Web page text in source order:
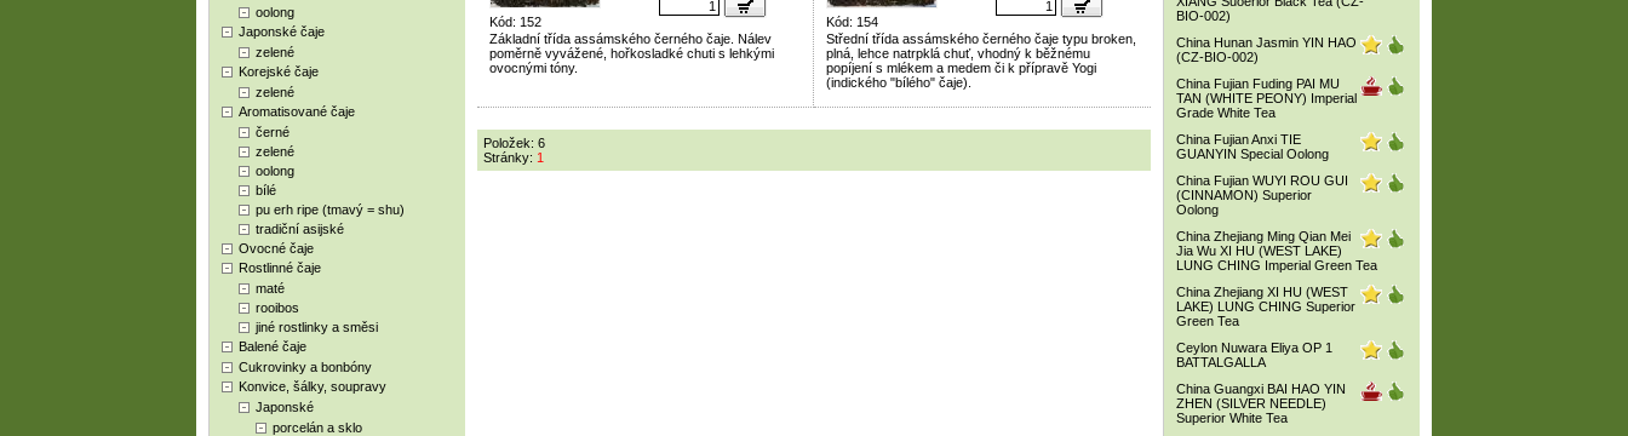
oolong
Japonské čaje
zelené
Korejské čaje
zelené
Aromatisované čaje
černé
zelené
oolong
bílé
pu erh ripe (tmavý = shu)
tradiční asijské
Ovocné čaje
Rostlinné čaje
maté
rooibos
jiné rostlinky a směsi
Balené čaje
Cukrovinky a bonbóny
Konvice, šálky, soupravy
Japonské
porcelán a sklo
Kód: 152
Základní třída assámského černého čaje. Nálev
poměrně vyvážené, hořkosladké chuti s lehkými
ovocnými tóny.
Kód: 154
Střední třída assámského černého čaje typu broken,
plná, lehce natrpklá chuť, vhodný k běžnému
popíjení s mlékem a medem či k přípravě Yogi
(indického "bílého" čaje).
Položek: 6
Stránky: 1
BIO-002)
China Hunan Jasmin YIN HAO
(CZ-BIO-002)
China Fujian Fuding PAI MU
TAN (WHITE PEONY) Imperial
Grade White Tea
China Fujian Anxi TIE
GUANYIN Special Oolong
China Fujian WUYI ROU GUI
(CINNAMON) Superior
Oolong
China Zhejiang Ming Qian Mei
Jia Wu XI HU (WEST LAKE)
LUNG CHING Imperial Green Tea
China Zhejiang XI HU (WEST
LAKE) LUNG CHING Superior
Green Tea
Ceylon Nuwara Eliya OP 1
BATTALGALLA
China Guangxi BAI HAO YIN
ZHEN (SILVER NEEDLE)
Superior White Tea